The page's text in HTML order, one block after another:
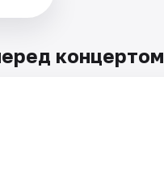
концертом